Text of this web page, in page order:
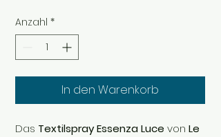
Anzahl *
In den Warenkorb
Das Textilspray Essenza Luce von Le